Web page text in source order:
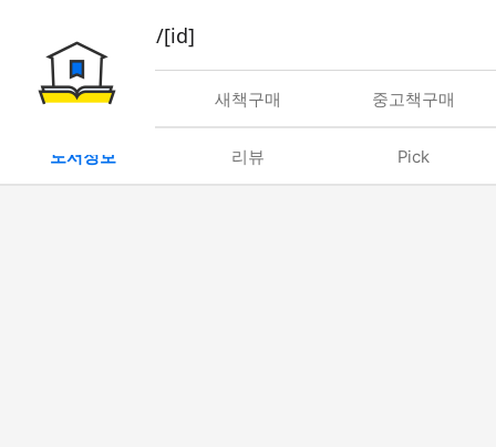
book/rent/[id]
대여 새책구매 중고책구매
도서정보 리뷰 Pick